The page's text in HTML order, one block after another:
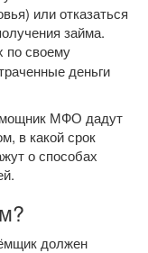
или отказаться
займа.
по своему
деньги
МФО дадут
в какой срок
о способах
должен